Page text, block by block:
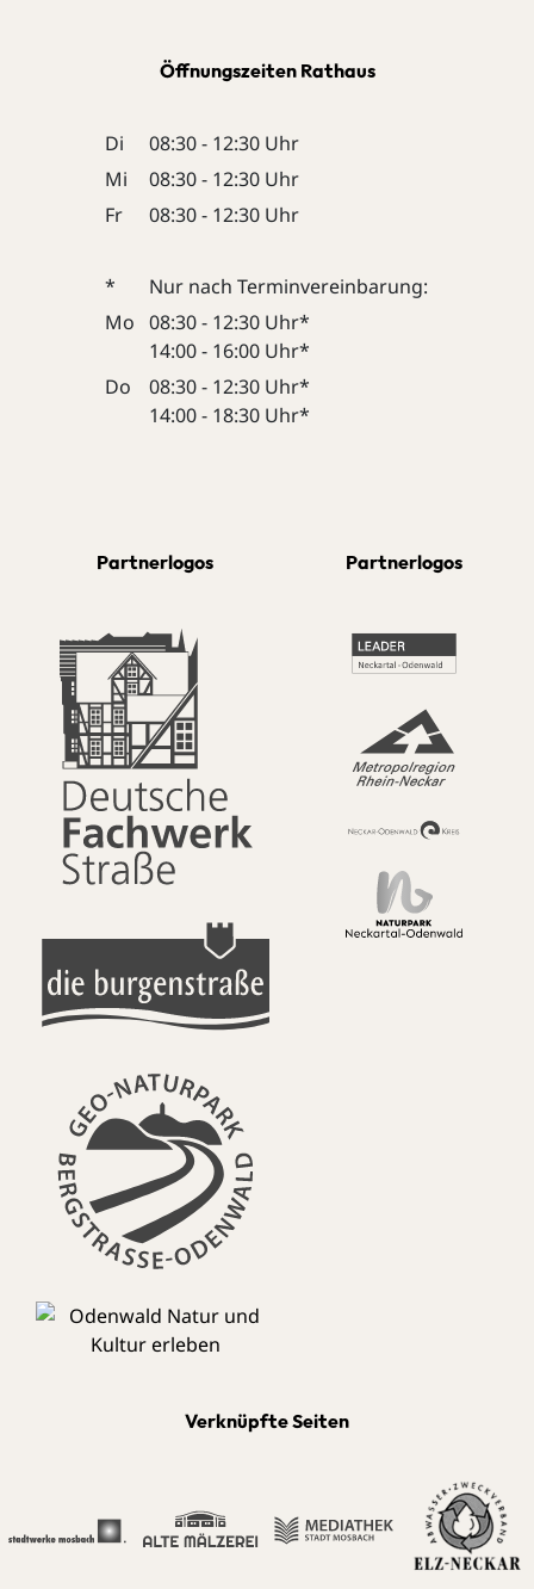
Öffnungszeiten Rathaus
Di
08:30 - 12:30 Uhr
Mi
08:30 - 12:30 Uhr
Fr
08:30 - 12:30 Uhr
*
Nur nach Terminvereinbarung:
Mo 08:30 - 12:30 Uhr*
14:00 - 16:00 Uhr*
Do
08:30 - 12:30 Uhr*
14:00 - 18:30 Uhr*
Partnerlogos Partnerlogos
Verknüpfte Seiten